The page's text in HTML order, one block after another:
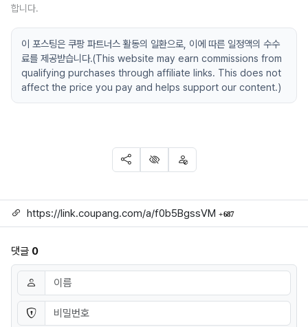
합니다.
이 포스팅은 쿠팡 파트너스 활동의 일환으로, 이에 따른 일정액의 수수
료를 제공받습니다.(This website may earn commissions from
qualifying purchases through affiliate links. This does not
affect the price you pay and helps support our content.)
SNS 공유
신고 차단
링크
https://link.coupang.com/a/f0b5BgssVM 687회 연결
댓글 0
댓글쓰기
이름 필수
비밀번호 필수